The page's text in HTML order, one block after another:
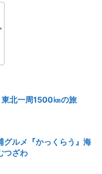
北一周1500㎞の旅
グルメ『かっくらう』海
つざわ